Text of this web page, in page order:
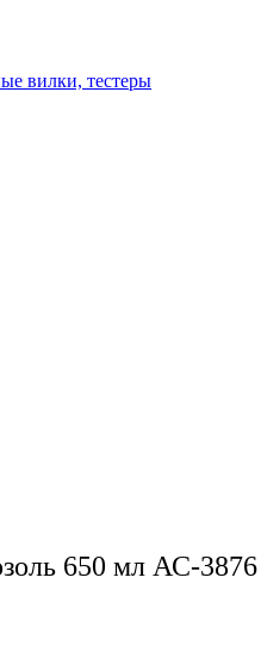
вилки, тестеры
650 мл АС-3876